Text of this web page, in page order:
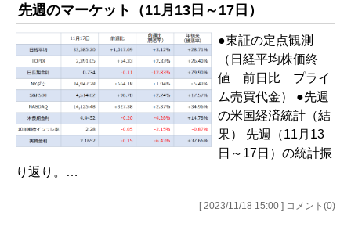
先週のマーケット（11月13日～17日）
●東証の定点観測
（日経平均株価終
値 前日比 プライ
ム売買代金） ●先週
の米国経済統計（結
果） 先週（11月13
日～17日）の統計振
り返り。…
[ 2023/11/18 15:00 ] コメント(0)